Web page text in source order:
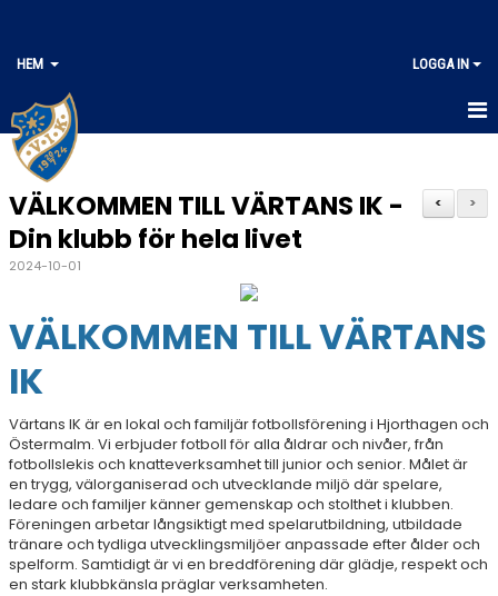
HEM LOGGA IN
HEM
>
<
VÄLKOMMEN TILL VÄRTANS IK -
Din klubb för hela livet
2024-10-01
VÄLKOMMEN TILL VÄRTANS
IK
Värtans IK är en lokal och familjär fotbollsförening i Hjorthagen och
Östermalm. Vi erbjuder fotboll för alla åldrar och nivåer, från
fotbollslekis och knatteverksamhet till junior och senior. Målet är
en trygg, välorganiserad och utvecklande miljö där spelare,
ledare och familjer känner gemenskap och stolthet i klubben.
Föreningen arbetar långsiktigt med spelarutbildning, utbildade
tränare och tydliga utvecklingsmiljöer anpassade efter ålder och
spelform. Samtidigt är vi en breddförening där glädje, respekt och
en stark klubbkänsla präglar verksamheten.